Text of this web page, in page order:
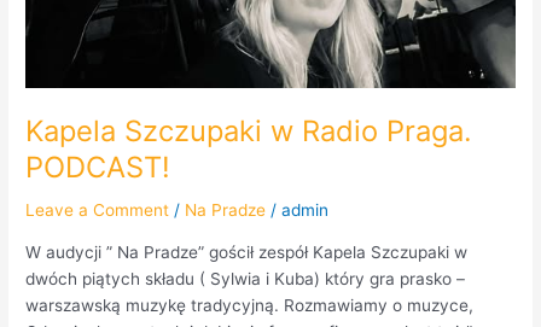
Kapela Szczupaki w Radio Praga.
PODCAST!
Leave a Comment / Na Pradze /admin
W audycji ” Na Pradze” gościł zespół Kapela Szczupaki w
dwóch piątych składu ( Sylwia i Kuba) który gra prasko –
warszawską muzykę tradycyjną. Rozmawiamy o muzyce,